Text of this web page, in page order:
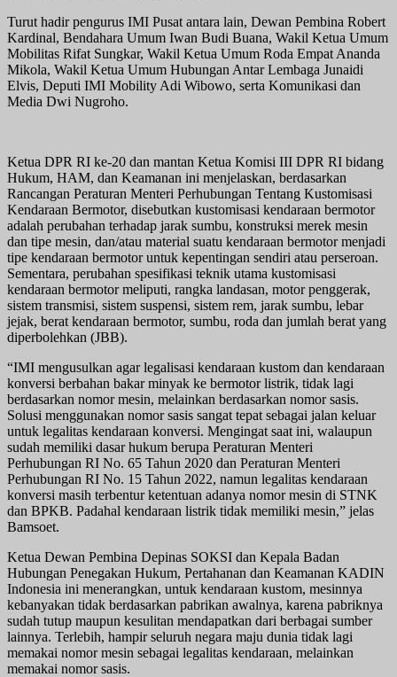
Turut hadir pengurus IMI Pusat antara lain, Dewan Pembina Robert
Kardinal, Bendahara Umum Iwan Budi Buana, Wakil Ketua Umum
Mobilitas Rifat Sungkar, Wakil Ketua Umum Roda Empat Ananda
Mikola, Wakil Ketua Umum Hubungan Antar Lembaga Junaidi
Elvis, Deputi IMI Mobility Adi Wibowo, serta Komunikasi dan
Media Dwi Nugroho.
Ketua DPR RI ke-20 dan mantan Ketua Komisi III DPR RI bidang
Hukum, HAM, dan Keamanan ini menjelaskan, berdasarkan
Rancangan Peraturan Menteri Perhubungan Tentang Kustomisasi
Kendaraan Bermotor, disebutkan kustomisasi kendaraan bermotor
adalah perubahan terhadap jarak sumbu, konstruksi merek mesin
dan tipe mesin, dan/atau material suatu kendaraan bermotor menjadi
tipe kendaraan bermotor untuk kepentingan sendiri atau perseroan.
Sementara, perubahan spesifikasi teknik utama kustomisasi
kendaraan bermotor meliputi, rangka landasan, motor penggerak,
sistem transmisi, sistem suspensi, sistem rem, jarak sumbu, lebar
jejak, berat kendaraan bermotor, sumbu, roda dan jumlah berat yang
diperbolehkan (JBB).
“IMI mengusulkan agar legalisasi kendaraan kustom dan kendaraan
konversi berbahan bakar minyak ke bermotor listrik, tidak lagi
berdasarkan nomor mesin, melainkan berdasarkan nomor sasis.
Solusi menggunakan nomor sasis sangat tepat sebagai jalan keluar
untuk legalitas kendaraan konversi. Mengingat saat ini, walaupun
sudah memiliki dasar hukum berupa Peraturan Menteri
Perhubungan RI No. 65 Tahun 2020 dan Peraturan Menteri
Perhubungan RI No. 15 Tahun 2022, namun legalitas kendaraan
konversi masih terbentur ketentuan adanya nomor mesin di STNK
dan BPKB. Padahal kendaraan listrik tidak memiliki mesin,” jelas
Bamsoet.
Ketua Dewan Pembina Depinas SOKSI dan Kepala Badan
Hubungan Penegakan Hukum, Pertahanan dan Keamanan KADIN
Indonesia ini menerangkan, untuk kendaraan kustom, mesinnya
kebanyakan tidak berdasarkan pabrikan awalnya, karena pabriknya
sudah tutup maupun kesulitan mendapatkan dari berbagai sumber
lainnya. Terlebih, hampir seluruh negara maju dunia tidak lagi
memakai nomor mesin sebagai legalitas kendaraan, melainkan
memakai nomor sasis.